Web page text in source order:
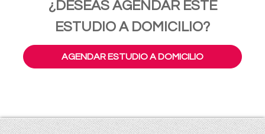
¿DESEAS AGENDAR ESTE
ESTUDIO A DOMICILIO?
AGENDAR ESTUDIO A DOMICILIO